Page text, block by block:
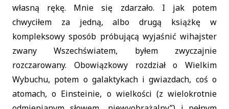
własną rękę. Mnie się zdarzało. I jak potem
chwyciłem za jedną, albo drugą książkę w
kompleksowy sposób próbującą wyjaśnić wihajster
zwany Wszechświatem, byłem zwyczajnie
rozczarowany. Obowiązkowy rozdział o Wielkim
Wybuchu, potem o galaktykach i gwiazdach, coś o
atomach, o Einsteinie, o wielkości (z wielokrotnie